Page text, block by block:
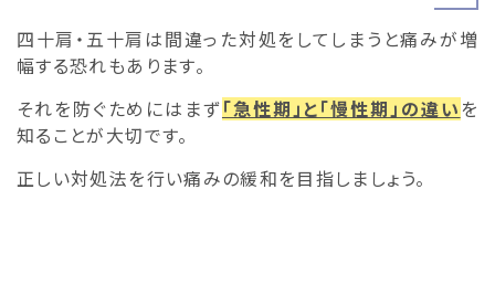
四十肩・五十肩は間違った対処をしてしまうと痛みが増
幅する恐れもあります。
それを防ぐためにはまず「急性期」と「慢性期」の違い を
知ることが大切です。
正しい対処法を行い痛みの緩和を目指しましょう。